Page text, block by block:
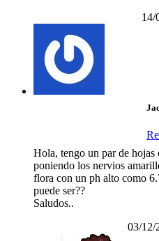
14/
Hola, tengo un par de hojas
poniendo los nervios
flora con un ph alto como
puede ser??
Saludos..
03/12/